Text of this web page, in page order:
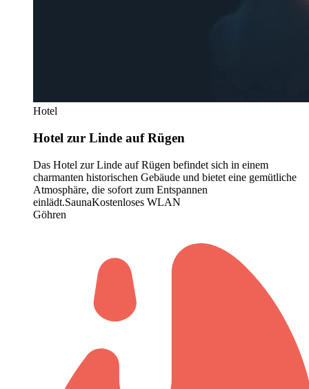
Hotel
Hotel zur Linde auf Rügen
Das Hotel zur Linde auf Rügen befindet sich in einem
charmanten historischen Gebäude und bietet eine gemütliche
Atmosphäre, die sofort zum Entspannen
einlädt.SaunaKostenloses WLAN
Göhren